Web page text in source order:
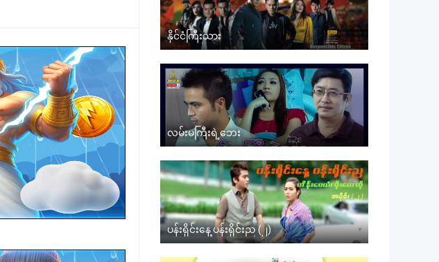
နိုင်ငံကြီးသား
လမ်းမကြီးရဲ့ဘေး
ပန်းရိုင်းနေ့ ပန်းရိုင်းည (၂)